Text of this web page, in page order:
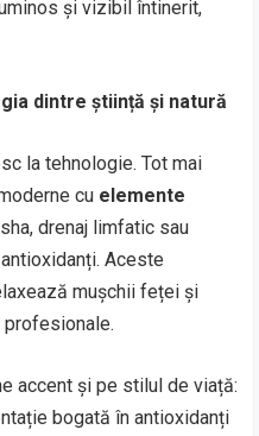
și vizibil întinerit,
dintre știință și natură
la tehnologie. Tot mai
cu elemente
drenaj limfatic sau
Aceste
mușchii feței și
accent și pe stilul de viață:
bogată în antioxidanți